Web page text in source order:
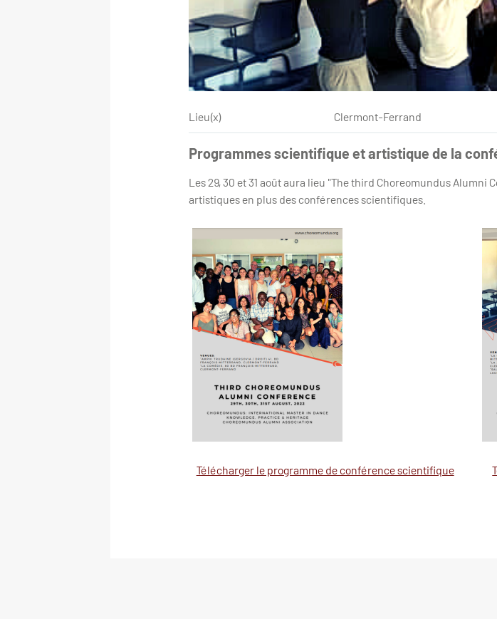
Lieu(x) Clermont-Ferrand
Programmes scientifique et artistique de la
Les 29, 30 et 31 août aura lieu "The third Choreomundus
artistiques en plus des conférences scientifiques.
Télécharger le programme de conférence scientifique